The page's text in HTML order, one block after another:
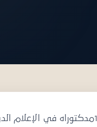
الدكتور الخضر بن عبد الباقي محمد نيجيري